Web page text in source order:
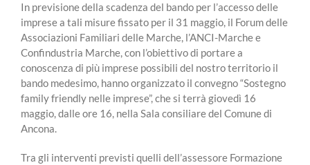
In previsione della scadenza del bando per l’accesso delle
imprese a tali misure fissato per il 31 maggio, il Forum delle
Associazioni Familiari delle Marche, l’ANCI-Marche e
Confindustria Marche, con l’obiettivo di portare a
conoscenza di più imprese possibili del nostro territorio il
bando medesimo, hanno organizzato il convegno “Sostegno
family friendly nelle imprese”, che si terrà giovedì 16
maggio, dalle ore 16, nella Sala consiliare del Comune di
Ancona.
Tra gli interventi previsti quelli dell’assessore Formazione